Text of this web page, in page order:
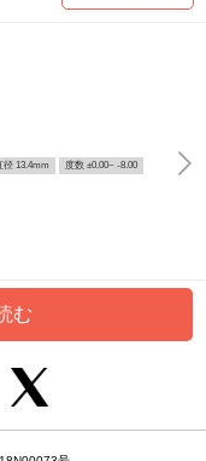
径 13.4mm 度数 ±0.00~ -8.00
む